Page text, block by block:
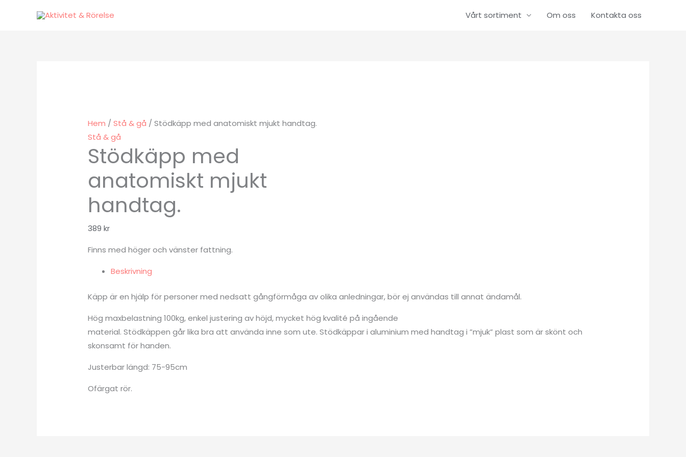
Vårt sortiment Om oss Kontakta oss
Hem /Stå & gå / Stödkäpp med anatomiskt mjukt handtag.
Stå & gå
Stödkäpp med
anatomiskt mjukt
handtag.
389kr
Finns med höger och vänster fattning.
Beskrivning
Käpp är en hjälp för personer med nedsatt gångförmåga av olika anledningar, bör ej användas till annat ändamål.
Hög maxbelastning 100kg, enkel justering av höjd, mycket hög kvalité på ingående
material. Stödkäppen går lika bra att använda inne som ute. Stödkäppar i aluminium med handtag i ”mjuk” plast som är skönt och
skonsamt för handen.
Justerbar längd: 75-95cm
Ofärgat rör.